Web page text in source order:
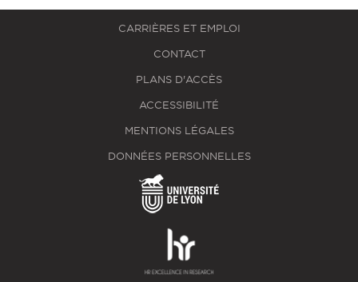
CARRIÈRES ET EMPLOI
CONTACT
PLANS D'ACCÈS
ACCESSIBILITÉ
MENTIONS LÉGALES
DONNÉES PERSONNELLES